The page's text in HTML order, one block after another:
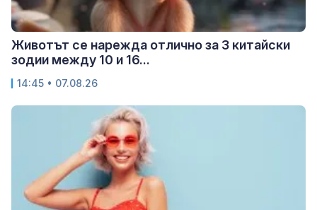
Животът се нарежда отлично за 3 китайски
зодии между 10 и 16...
14:45 • 07.08.26